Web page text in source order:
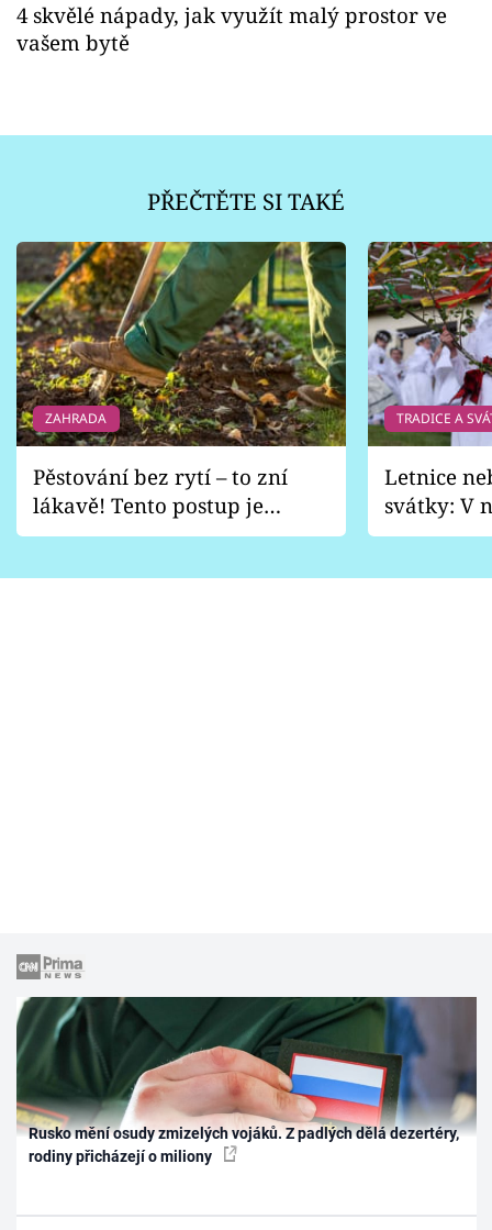
4 skvělé nápady, jak využít malý prostor ve
vašem bytě
PŘEČTĚTE SI TAKÉ
ZAHRADA
Pěstování bez rytí – to zní
lákavě! Tento postup je
vhodný jen pro některé
TRADICE A
Letnice
svátky: V
pondělí
Rusko mění osudy zmizelých vojáků. Z padlých dělá dezertéry,
rodiny přicházejí o miliony